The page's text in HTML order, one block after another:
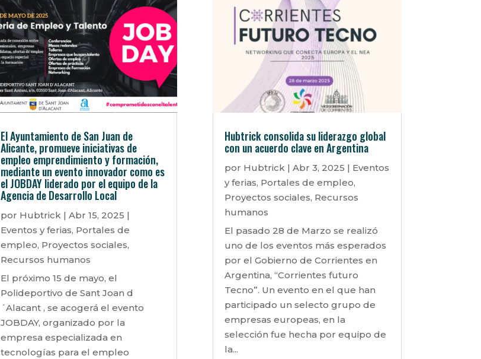
El Ayuntamiento de San Juan de
Alicante, promueve iniciativas de
empleo emprendimiento y formación,
mediante un evento innovador como es
el JOBDAY liderado por el equipo de la
Agencia de Desarrollo Local
por Hubtrick| Abr 15, 2025 |
Eventos y ferias, Portales de
empleo, Proyectos sociales,
Recursos humanos
El próximo 15 de mayo, el
Polideportivo de Sant Joan d
´Alacant , se acogerá el evento
JOBDAY, organizado por la
empresa especializada en
tecnologías para el empleo
Hubtrick consolida su liderazgo global
con un acuerdo clave en Argentina
por Hubtrick| Abr 3, 2025 | Eventos
y ferias, Portales de empleo,
Proyectos sociales, Recursos
humanos
El pasado 28 de Marzo se realizó
uno de los eventos más esperados
por el Gobierno de Corrientes en
Argentina, “Corrientes futuro
Tecno”. Un evento en el que han
participado un selecto grupo de
empresas europeas, en ⁠la
selección fue hecha por equipo de
la...